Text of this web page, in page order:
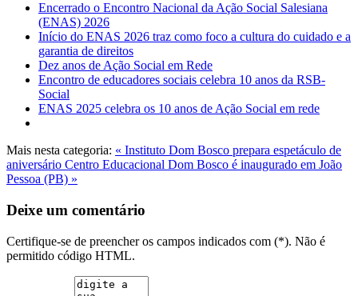
Encerrado o Encontro Nacional da Ação Social Salesiana
(ENAS) 2026
Início do ENAS 2026 traz como foco a cultura do cuidado e a
garantia de direitos
Dez anos de Ação Social em Rede
Encontro de educadores sociais celebra 10 anos da RSB-
Social
ENAS 2025 celebra os 10 anos de Ação Social em rede
Mais nesta categoria: « Instituto Dom Bosco prepara espetáculo de
aniversário Centro Educacional Dom Bosco é inaugurado em João
Pessoa (PB) »
Deixe um comentário
Certifique-se de preencher os campos indicados com (*). Não é
permitido código HTML.